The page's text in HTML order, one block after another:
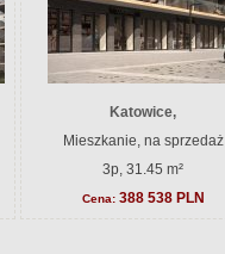
Katowice,
Mieszkanie, na sprzedaż
3p, 31.45 m²
Cena: 388 538 PLN